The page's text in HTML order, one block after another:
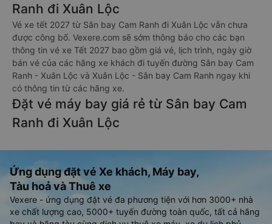
Ranh đi Xuân Lộc
Vé xe tết 2027 từ Sân bay Cam Ranh đi Xuân Lộc vẫn chưa
được công bố. Vexere.com sẽ sớm thông báo cho các bạn
thông tin vé xe Tết 2027 bao gồm giá vé, lịch trình, ngày giờ
bán vé của các hãng xe khách đi tuyến đường Sân bay Cam
Ranh - Xuân Lộc và Xuân Lộc - Sân bay Cam Ranh ngay khi
có thông tin từ các hãng xe.
Đặt vé máy bay giá rẻ từ Sân bay Cam
Ranh đi Xuân Lộc
Ứng dụng đặt vé Xe khách, Máy bay,
Tàu hoả và Thuê xe
Vexere - ứng dụng đặt vé đa phương tiện với hơn 3000+ nhà
xe chất lượng cao, 5000+ tuyến đường toàn quốc, tất cả hãng